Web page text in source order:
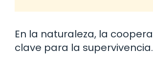
En la naturaleza, la
clave para la supervivencia.